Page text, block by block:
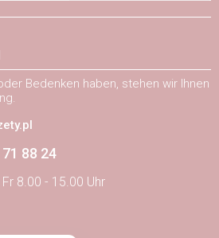
Bedenken haben, stehen wir Ihnen
88 24
8.00 - 15.00 Uhr